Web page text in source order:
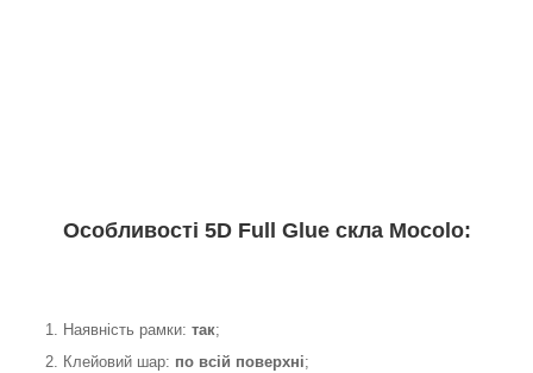
Особливості 5D Full Glue скла Mocolo:
1. Наявність рамки: так;
2. Клейовий шар: по всій поверхні;